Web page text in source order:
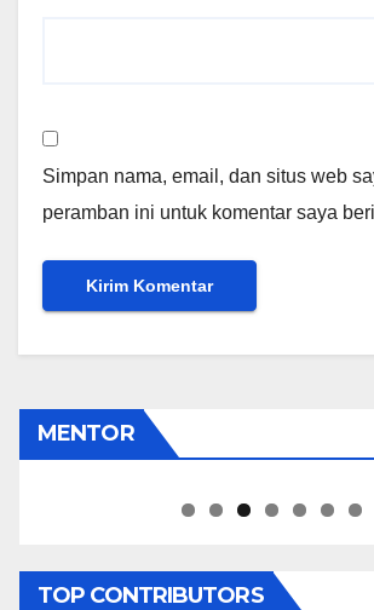
Simpan nama, email, dan situs web
peramban ini untuk komentar saya
MENTOR
Pipiet Senja
TOP CONTRIBUTORS